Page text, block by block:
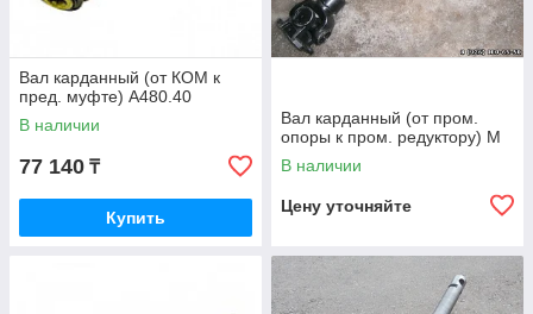
Вал карданный (от КОМ к
пред. муфте) А480.40
В наличии
77 140 ₸
Купить
Вал карданный (от пром.
опоры к пром. редуктору) М
В наличии
Цену уточняйте